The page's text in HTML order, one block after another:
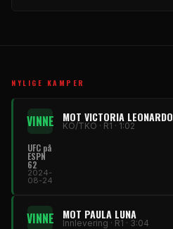
NYLIGE KAMPER
VINNE MOT VICTORIA LEONARDO
KO/TKO · R1 · 1:02
UFC på
ESPN
62
2024-
08-24
VINNE MOT PAULA LUNA
Innlevering · R1 · 3:04